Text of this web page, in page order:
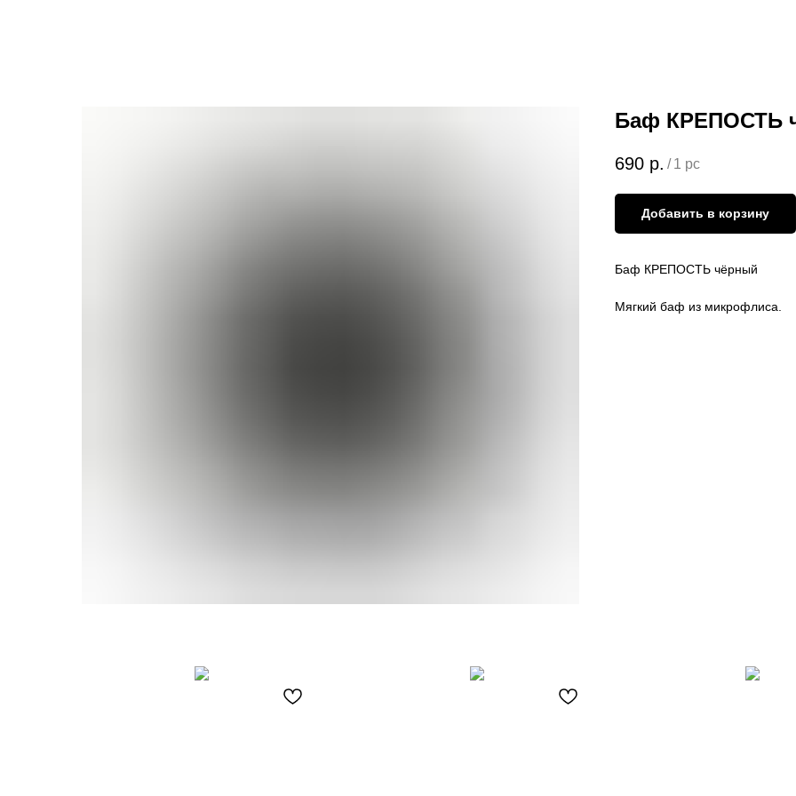
Баф КРЕПОСТЬ
690 р. / 1 pc
Добавить в корзину
Баф КРЕПОСТЬ чёрный
Мягкий баф из микрофлиса.